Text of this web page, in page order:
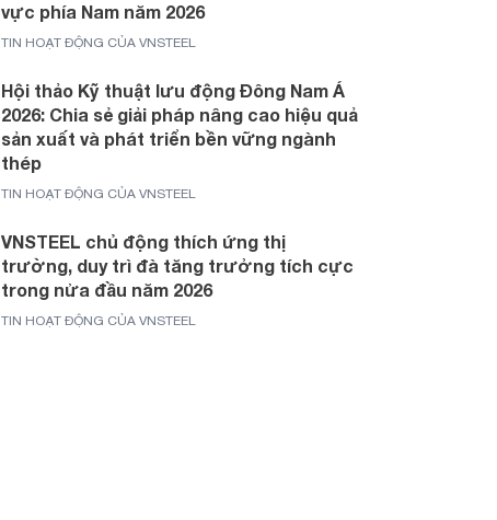
vực phía Nam năm 2026
TIN HOẠT ĐỘNG CỦA VNSTEEL
Hội thảo Kỹ thuật lưu động Đông Nam Á
2026: Chia sẻ giải pháp nâng cao hiệu quả
sản xuất và phát triển bền vững ngành
thép
TIN HOẠT ĐỘNG CỦA VNSTEEL
VNSTEEL chủ động thích ứng thị
trường, duy trì đà tăng trưởng tích cực
trong nửa đầu năm 2026
TIN HOẠT ĐỘNG CỦA VNSTEEL